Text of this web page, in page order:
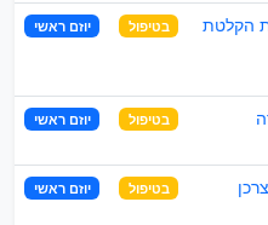
הקלטת
בטיפול יוזם ראשי
בטיפול יוזם ראשי
בטיפול יוזם ראשי